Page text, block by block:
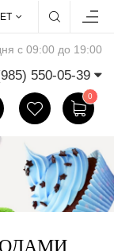
с 09:00 до 19:00
550-05-39
0